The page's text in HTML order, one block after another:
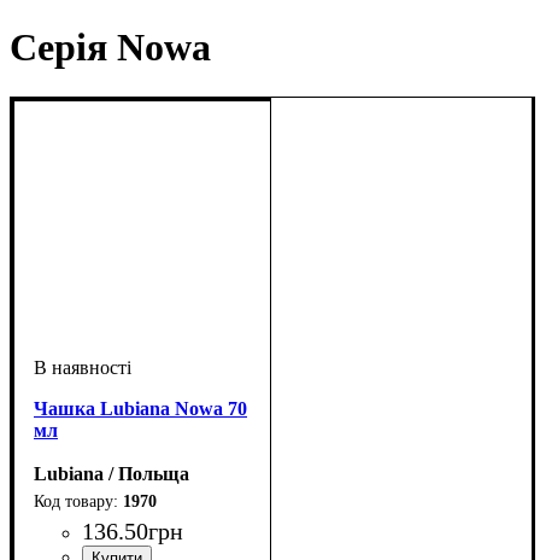
Серія Nowa
Чашка Lubiana Nowa 70
мл
Lubiana / Польща
1970
136.50грн